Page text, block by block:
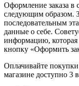
Оформление заказа в
следующим образом.
последовательным
данные о себе.
информацию,
кнопку «Оформить
Оплачивайте
магазине доступно 3